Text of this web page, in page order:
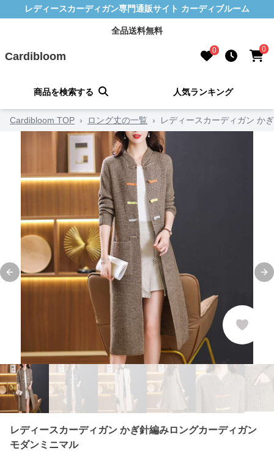
レディースカーディガン専門通販サイト カーディブルーム
全品送料無料
Cardibloom 0 0
商品を検索する 人気ランキング
Cardibloom TOP › ロング丈の一覧 › レディースカーディガン か
Previous slide
レディースカーディガン かぎ針編みロングカーディガン
モダンミニマル